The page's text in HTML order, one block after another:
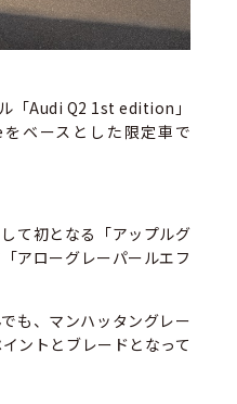
「Audi Q2 1st edition」
ベースとした限定車で
て初となる「アップルグ
アローグレーパールエフ
も、マンハッタングレー
ントとブレードとなって